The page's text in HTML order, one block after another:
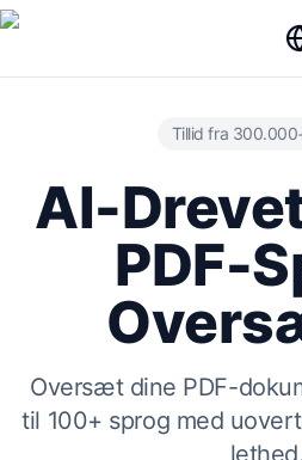
Tillid fra
AI-
PDF-
Oversæt dine PDF-
til 100+ sprog med
lethed.